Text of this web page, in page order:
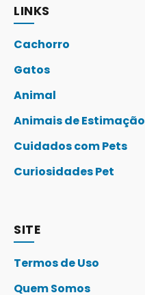
LINKS
Cachorro
Gatos
Animal
Animais de Estimação
Cuidados com Pets
Curiosidades Pet
SITE
Termos de Uso
Quem Somos